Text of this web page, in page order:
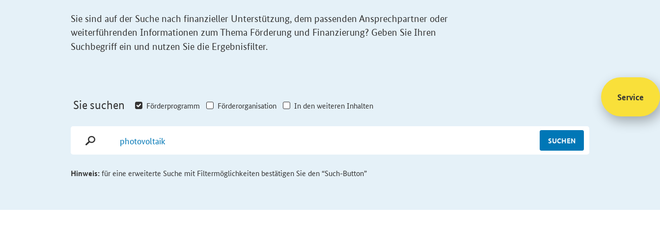
Sie sind auf der Suche nach finanzieller Unterstützung, dem passenden Ansprechpartner oder
weiterführenden Informationen zum Thema Förderung und Finanzierung? Geben Sie Ihren
Suchbegriff ein und nutzen Sie die Ergebnisfilter.
Sie suchen Förderprogramm Förderorganisation In den weiteren Inhalten
SUCHEN
Hinweis:für eine erweiterte Suche mit Filtermöglichkeiten bestätigen Sie den “Such-Button”
Service